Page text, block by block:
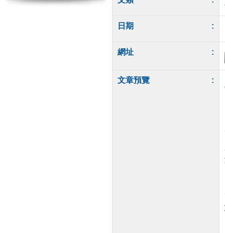
日期 :
網址 :
文章預覽 :